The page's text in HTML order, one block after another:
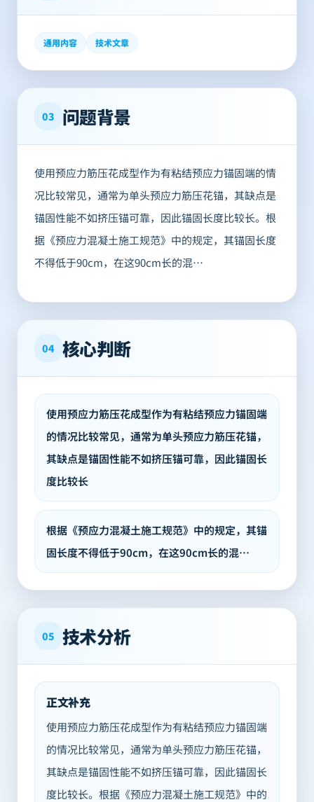
通用内容 技术文章
03 问题背景
使用预应力筋压花成型作为有粘结预应力锚固端的情
况比较常见，通常为单头预应力筋压花锚，其缺点是
锚固性能不如挤压锚可靠，因此锚固长度比较长。根
据《预应力混凝土施工规范》中的规定，其锚固长度
不得低于90cm，在这90cm长的混…
04 核心判断
使用预应力筋压花成型作为有粘结预应力锚固端
的情况比较常见，通常为单头预应力筋压花锚，
其缺点是锚固性能不如挤压锚可靠，因此锚固长
度比较长
根据《预应力混凝土施工规范》中的规定，其锚
固长度不得低于90cm，在这90cm长的混…
05 技术分析
正文补充
使用预应力筋压花成型作为有粘结预应力锚固端
的情况比较常见，通常为单头预应力筋压花锚，
其缺点是锚固性能不如挤压锚可靠，因此锚固长
度比较长。根据《预应力混凝土施工规范》中的